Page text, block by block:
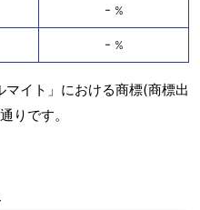
- %
- %
イト」における商標(商標出
りです。